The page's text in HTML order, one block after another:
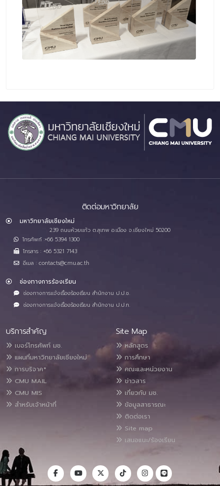
ติดต่อมหาวิทยาลัย
มหาวิทยาลัยเชียงใหม่
239 ถนนห้วยแก้ว ต.สุเทพ อ.เมือง จ.เชียงใหม่ 50200
โทรศัพท์ :+66 5394 1300
โทรสาร : +66 5321 7143
อีเมล : contacts@cmu.ac.th
ช่องทางการร้องเรียน
ช่องทางการแจ้งเรื่องร้องเรียน สำนักงาน ป.ป.ช.
ช่องทางการแจ้งเรื่องร้องเรียน สำนักงาน ป.ป.ท.
บริการสำคัญ
เบอร์โทรศัพท์ มช.
แผนที่มหาวิทยาลัยเชียงใหม่
การบริจาค*
CMU MAIL
CMU MIS
สำหรับเจ้าหน้าที่
Site Map
หลักสูตร
การศึกษา
คณะและหน่วยงาน
ข่าวสาร
เกี่ยวกับ มช.
ข้อมูลสาธารณะ
ติดต่อเรา
Site map
เสนอแนะ/ร้องเรียน